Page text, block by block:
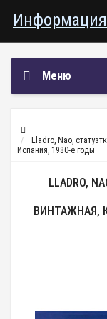
Информация
Меню
Lladro, Nao,
Испания, 1980-е годы
LLADRO,
ВИНТАЖНАЯ,